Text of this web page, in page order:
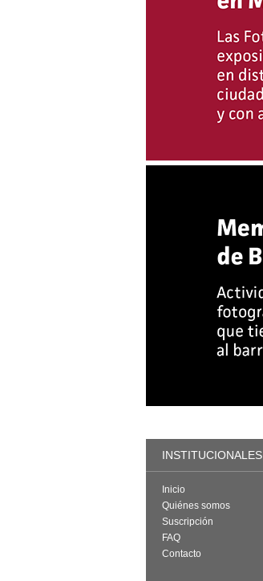
INSTITUCIONALES
Inicio
Quiénes somos
Suscripción
FAQ
Contacto